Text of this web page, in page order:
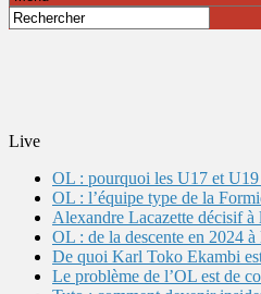
Live
OL : pourquoi les U17 et
OL : l’équipe type de la
Alexandre Lacazette décisif à
OL : de la descente en 2024
De quoi Karl Toko Ekambi
Le problème de l’OL est de